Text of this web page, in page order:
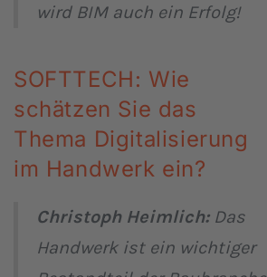
wird BIM auch ein Erfolg!
SOFTTECH: Wie
schätzen Sie das
Thema Digitalisierung
im Handwerk ein?
Christoph Heimlich:Das
Handwerk ist ein wichtiger